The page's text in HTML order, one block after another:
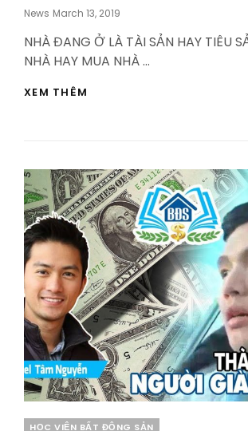
News Posted
March 13, 2019
NHÀ ĐANG Ở LÀ TÀI SẢN HAY TIÊU
NHÀ HAY MUA NHÀ …
XEM THÊM
HAY
TIÊU
SẢN
–
NÊN
THUÊ
NHÀ
HAY
MUA
NHÀ
|
HỌC
VIỆN
BẤT
ĐỘNG
HVBDS.COM
Categories
HỌC VIỆN BẤT ĐỘNG SẢN